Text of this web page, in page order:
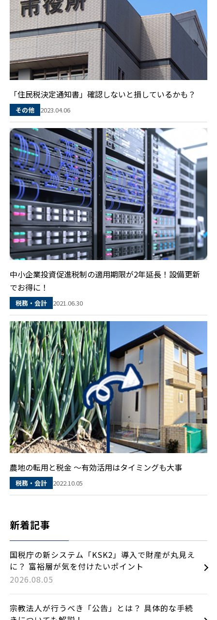
「住民税決定通知書」確認しないと損しているかも？
その他 2023.04.06
中小企業投資促進税制の適用期限が2年延長！設備更新
でお得に！
税務・会計 2021.06.30
農地の転用と税金 ～有効活用はタイミングも大事
税務・会計 2022.10.05
新着記事
国税庁の新システム「KSK2」導入で財産が丸見え
に？ 富裕層が気を付けたいポイント
2026.08.05
宗教法人が行うべき「公告」とは？ 具体的な手続